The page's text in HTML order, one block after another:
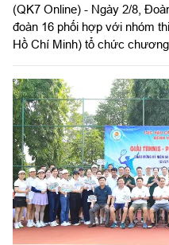
(QK7 Online) - Ngày 2/8,
đoàn 16 phối hợp với nhóm
Hồ Chí Minh) tổ chức
các gia đình có hoàn cảnh
Đức và Quảng Trực, tỉnh